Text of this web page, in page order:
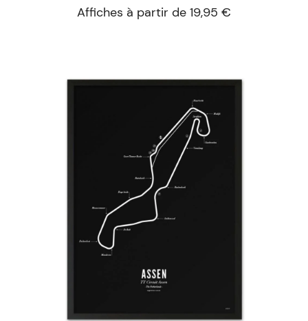
Affiches à partir de 19,95 €